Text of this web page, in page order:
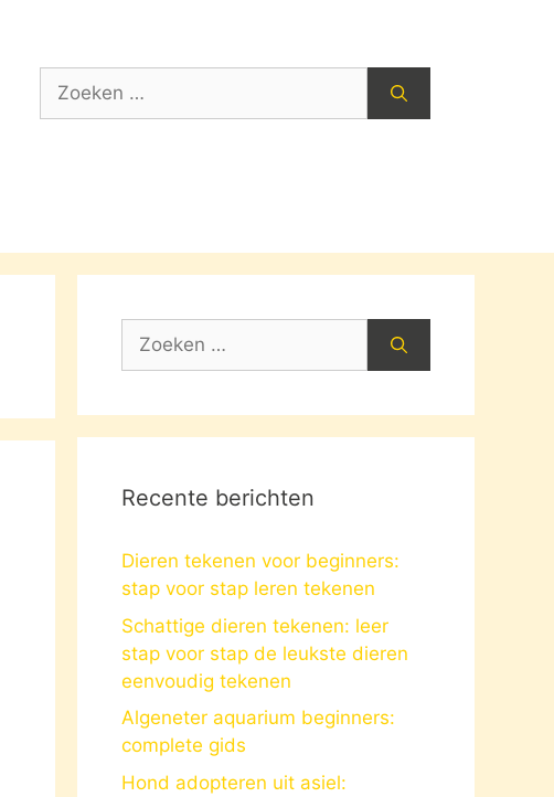
Zoek
Zoek
Recente berichten
Dieren tekenen voor beginners:
stap voor stap leren tekenen
Schattige dieren tekenen: leer
stap voor stap de leukste dieren
eenvoudig tekenen
Algeneter aquarium beginners:
complete gids
Hond adopteren uit asiel: